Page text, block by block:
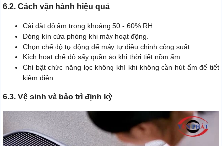
6.2. Cách vận hành hiệu quả
Cài đặt độ ẩm trong khoảng 50 - 60% RH.
Đóng kín cửa phòng khi máy hoạt động.
Chọn chế độ tự động để máy tự điều chỉnh công suất.
Kích hoạt chế độ sấy quần áo khi thời tiết nồm ẩm.
Chỉ bật chức năng lọc không khí khi không cần hút ẩm để tiết
kiệm điện.
6.3. Vệ sinh và bảo trì định kỳ